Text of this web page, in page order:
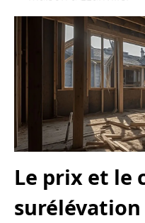
Le prix et le